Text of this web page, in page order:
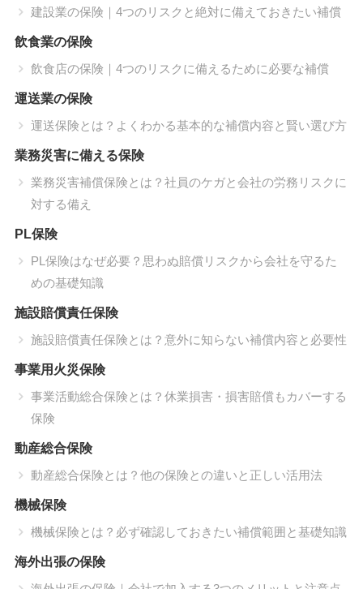
建設業の保険｜4つのリスクと絶対に備えておきたい補償
飲食業の保険
飲食店の保険｜4つのリスクに備えるために必要な補償
運送業の保険
運送保険とは？よくわかる基本的な補償内容と賢い選び方
業務災害に備える保険
業務災害補償保険とは？社員のケガと会社の労務リスクに
対する備え
PL保険
PL保険はなぜ必要？思わぬ賠償リスクから会社を守るた
めの基礎知識
施設賠償責任保険
施設賠償責任保険とは？意外に知らない補償内容と必要性
事業用火災保険
事業活動総合保険とは？休業損害・損害賠償もカバーする
保険
動産総合保険
動産総合保険とは？他の保険との違いと正しい活用法
機械保険
機械保険とは？必ず確認しておきたい補償範囲と基礎知識
海外出張の保険